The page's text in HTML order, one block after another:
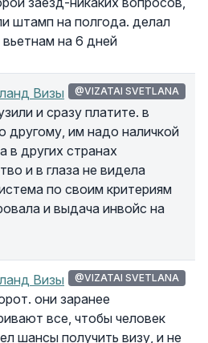
штамп на полгода. делал
на 6 дней
Визы @VIZATAI SVETLANA
и сразу платите. в
другому, им надо наличкой
в других странах
и в глаза не видела
по своим критериям
и выдача инвойс на
Визы @VIZATAI SVETLANA
они заранее
все, чтобы человек
шансы получить визу, и не